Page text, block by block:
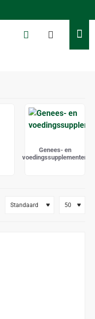
Genees- en
voedingssupplementen